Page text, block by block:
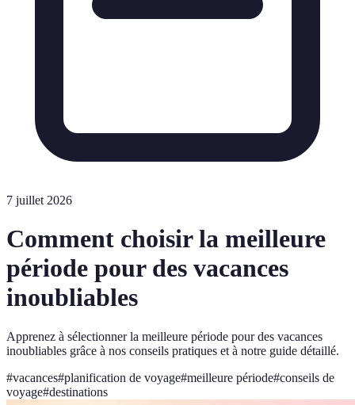
7 juillet 2026
Comment choisir la meilleure
période pour des vacances
inoubliables
Apprenez à sélectionner la meilleure période pour des vacances
inoubliables grâce à nos conseils pratiques et à notre guide détaillé.
#vacances#planification de voyage#meilleure période#conseils de
voyage#destinations